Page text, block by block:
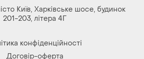
Договір-оферта
Контакти
Ми у соц.мережах